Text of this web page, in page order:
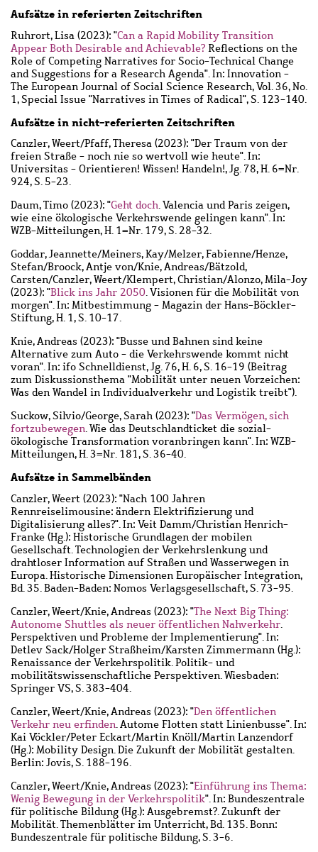
Aufsätze in referierten Zeitschriften
Ruhrort, Lisa (2023): "Can a Rapid Mobility Transition
Appear Both Desirable and Achievable? Reflections on the
Role of Competing Narratives for Socio-Technical Change
and Suggestions for a Research Agenda". In: Innovation -
The European Journal of Social Science Research, Vol. 36, No.
1, Special Issue "Narratives in Times of Radical", S. 123-140.
Aufsätze in nicht-referierten Zeitschriften
Canzler, Weert/Pfaff, Theresa (2023): "Der Traum von der
freien Straße - noch nie so wertvoll wie heute". In:
Universitas - Orientieren! Wissen! Handeln!, Jg. 78, H. 6=Nr.
924, S. 5-23.
Daum, Timo (2023): "Geht doch. Valencia und Paris zeigen,
wie eine ökologische Verkehrswende gelingen kann". In:
WZB-Mitteilungen, H. 1=Nr. 179, S. 28-32.
Goddar, Jeannette/Meiners, Kay/Melzer, Fabienne/Henze,
Stefan/Broock, Antje von/Knie, Andreas/Bätzold,
Carsten/Canzler, Weert/Klempert, Christian/Alonzo, Mila-Joy
(2023): "Blick ins Jahr 2050. Visionen für die Mobilität von
morgen". In: Mitbestimmung - Magazin der Hans-Böckler-
Stiftung, H. 1, S. 10-17.
Knie, Andreas (2023): "Busse und Bahnen sind keine
Alternative zum Auto - die Verkehrswende kommt nicht
voran". In: ifo Schnelldienst, Jg. 76, H. 6, S. 16-19 (Beitrag
zum Diskussionsthema "Mobilität unter neuen Vorzeichen:
Was den Wandel in Individualverkehr und Logistik treibt").
Suckow, Silvio/George, Sarah (2023): "Das Vermögen, sich
fortzubewegen. Wie das Deutschlandticket die sozial-
ökologische Transformation voranbringen kann". In: WZB-
Mitteilungen, H. 3=Nr. 181, S. 36-40.
Aufsätze in Sammelbänden
Canzler, Weert (2023): "Nach 100 Jahren
Rennreiselimousine: ändern Elektrifizierung und
Digitalisierung alles?". In: Veit Damm/Christian Henrich-
Franke (Hg.): Historische Grundlagen der mobilen
Gesellschaft. Technologien der Verkehrslenkung und
drahtloser Information auf Straßen und Wasserwegen in
Europa. Historische Dimensionen Europäischer Integration,
Bd. 35. Baden-Baden: Nomos Verlagsgesellschaft, S. 73-95.
Canzler, Weert/Knie, Andreas (2023): "The Next Big Thing:
Autonome Shuttles als neuer öffentlichen Nahverkehr.
Perspektiven und Probleme der Implementierung". In:
Detlev Sack/Holger Straßheim/Karsten Zimmermann (Hg.):
Renaissance der Verkehrspolitik. Politik- und
mobilitätswissenschaftliche Perspektiven. Wiesbaden:
Springer VS, S. 383-404.
Canzler, Weert/Knie, Andreas (2023): "Den öffentlichen
Verkehr neu erfinden. Autome Flotten statt Linienbusse". In:
Kai Vöckler/Peter Eckart/Martin Knöll/Martin Lanzendorf
(Hg.): Mobility Design. Die Zukunft der Mobilität gestalten.
Berlin: Jovis, S. 188-196.
Canzler, Weert/Knie, Andreas (2023): "Einführung ins Thema:
Wenig Bewegung in der Verkehrspolitik". In: Bundeszentrale
für politische Bildung (Hg.): Ausgebremst?. Zukunft der
Mobilität. Themenblätter im Unterricht, Bd. 135. Bonn:
Bundeszentrale für politische Bildung, S. 3-6.